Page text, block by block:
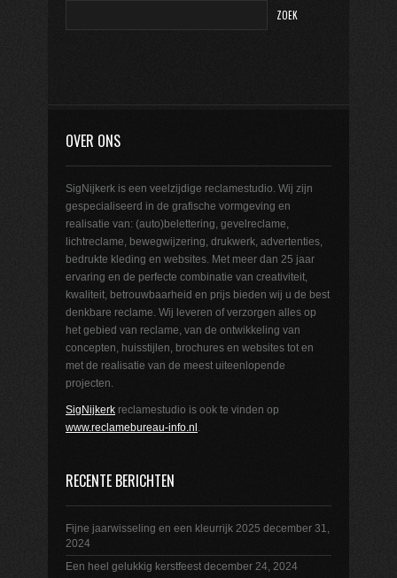
OVER ONS
SigNijkerk is een veelzijdige reclamestudio. Wij zijn
gespecialiseerd in de grafische vormgeving en
realisatie van: (auto)belettering, gevelreclame,
lichtreclame, bewegwijzering, drukwerk, advertenties,
bedrukte kleding en websites. Met meer dan 25 jaar
ervaring en de perfecte combinatie van creativiteit,
kwaliteit, betrouwbaarheid en prijs bieden wij u de best
denkbare reclame. Wij leveren of verzorgen alles op
het gebied van reclame, van de ontwikkeling van
concepten, huisstijlen, brochures en websites tot en
met de realisatie van de meest uiteenlopende
projecten.
SigNijkerk reclamestudio is ook te vinden op
www.reclamebureau-info.nl
RECENTE BERICHTEN
Fijne jaarwisseling en een kleurrijk 2025 december 31,
2024
Een heel gelukkig kerstfeest december 24, 2024